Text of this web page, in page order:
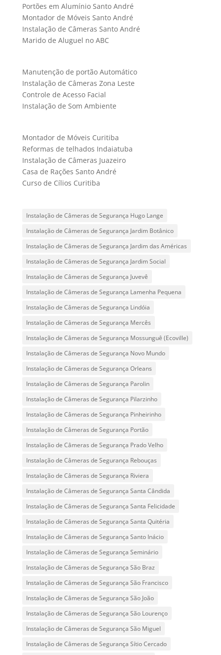
Portões em Alumínio Santo André
Montador de Móveis Santo André
Instalação de Câmeras Santo André
Marido de Aluguel no ABC
Manutenção de portão Automático
Instalação de Câmeras Zona Leste
Controle de Acesso Facial
Instalação de Som Ambiente
Montador de Móveis Curitiba
Reformas de telhados Indaiatuba
Instalação de Câmeras Juazeiro
Casa de Rações Santo André
Curso de Cílios Curitiba
Instalação de Câmeras de Segurança Hugo Lange
Instalação de Câmeras de Segurança Jardim Botânico
Instalação de Câmeras de Segurança Jardim das Américas
Instalação de Câmeras de Segurança Jardim Social
Instalação de Câmeras de Segurança Juvevê
Instalação de Câmeras de Segurança Lamenha Pequena
Instalação de Câmeras de Segurança Lindóia
Instalação de Câmeras de Segurança Mercês
Instalação de Câmeras de Segurança Mossunguê (Ecoville)
Instalação de Câmeras de Segurança Novo Mundo
Instalação de Câmeras de Segurança Orleans
Instalação de Câmeras de Segurança Parolin
Instalação de Câmeras de Segurança Pilarzinho
Instalação de Câmeras de Segurança Pinheirinho
Instalação de Câmeras de Segurança Portão
Instalação de Câmeras de Segurança Prado Velho
Instalação de Câmeras de Segurança Rebouças
Instalação de Câmeras de Segurança Riviera
Instalação de Câmeras de Segurança Santa Cândida
Instalação de Câmeras de Segurança Santa Felicidade
Instalação de Câmeras de Segurança Santa Quitéria
Instalação de Câmeras de Segurança Santo Inácio
Instalação de Câmeras de Segurança Seminário
Instalação de Câmeras de Segurança São Braz
Instalação de Câmeras de Segurança São Francisco
Instalação de Câmeras de Segurança São João
Instalação de Câmeras de Segurança São Lourenço
Instalação de Câmeras de Segurança São Miguel
Instalação de Câmeras de Segurança Sítio Cercado